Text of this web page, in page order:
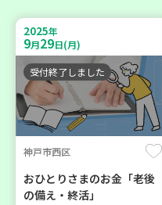
2025年
9月29日(月)
受付終了しました
神戸市西区
おひとりさまのお金「老後
の備え・終活」